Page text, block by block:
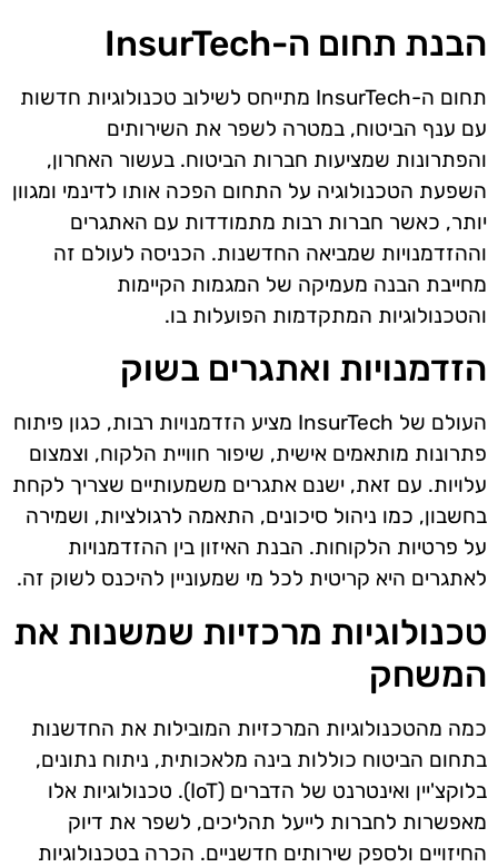
הבנת תחום ה-InsurTech
תחום ה-InsurTech מתייחס לשילוב טכנולוגיות חדשות
עם ענף הביטוח, במטרה לשפר את השירותים
והפתרונות שמציעות חברות הביטוח. בעשור האחרון,
השפעת הטכנולוגיה על התחום הפכה אותו לדינמי ומגוון
יותר, כאשר חברות רבות מתמודדות עם האתגרים
וההזדמנויות שמביאה החדשנות. הכניסה לעולם זה
מחייבת הבנה מעמיקה של המגמות הקיימות
והטכנולוגיות המתקדמות הפועלות בו.
הזדמנויות ואתגרים בשוק
העולם של InsurTech מציע הזדמנויות רבות, כגון פיתוח
פתרונות מותאמים אישית, שיפור חוויית הלקוח, וצמצום
עלויות. עם זאת, ישנם אתגרים משמעותיים שצריך לקחת
בחשבון, כמו ניהול סיכונים, התאמה לרגולציות, ושמירה
על פרטיות הלקוחות. הבנת האיזון בין ההזדמנויות
לאתגרים היא קריטית לכל מי שמעוניין להיכנס לשוק זה.
טכנולוגיות מרכזיות שמשנות את
המשחק
כמה מהטכנולוגיות המרכזיות המובילות את החדשנות
בתחום הביטוח כוללות בינה מלאכותית, ניתוח נתונים,
בלוקצ'יין ואינטרנט של הדברים (IoT). טכנולוגיות אלו
מאפשרות לחברות לייעל תהליכים, לשפר את דיוק
החיזויים ולספק שירותים חדשניים. הכרה בטכנולוגיות